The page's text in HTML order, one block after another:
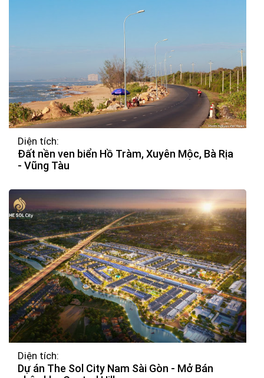
Diện tích:
Đất nền ven biển Hồ Tràm, Xuyên Mộc, Bà Rịa
- Vũng Tàu
Diện tích:
Dự án The Sol City Nam Sài Gòn - Mở Bán